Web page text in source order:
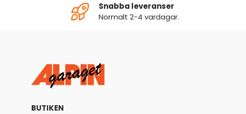
Snabba leveranser
Normalt 2-4 vardagar.
BUTIKEN